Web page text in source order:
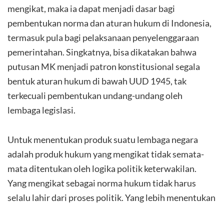
mengikat, maka ia dapat menjadi dasar bagi
pembentukan norma dan aturan hukum di Indonesia,
termasuk pula bagi pelaksanaan penyelenggaraan
pemerintahan. Singkatnya, bisa dikatakan bahwa
putusan MK menjadi patron konstitusional segala
bentuk aturan hukum di bawah UUD 1945, tak
terkecuali pembentukan undang-undang oleh
lembaga legislasi.
Untuk menentukan produk suatu lembaga negara
adalah produk hukum yang mengikat tidak semata-
mata ditentukan oleh logika politik keterwakilan.
Yang mengikat sebagai norma hukum tidak harus
selalu lahir dari proses politik. Yang lebih menentukan